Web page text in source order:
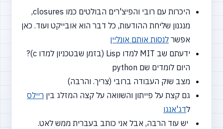
היכרות עם רובי והפיצ'רים הבולטים כמו closures,
מנגנון שליחת ההודעות, כל דבר הוא אובייקט ועוד. כאן
אפשר לנסות אותם אונליין
ידעתם שב MIT למדו Lisp (בזמן שבטכניון למדו c)?
היום לומדים שם python
מצב שוק העבודה ברובי (צריך. והרבה)
גם קצת על פייתון והשוואה על קצה המזלג בין ריילס
לדג'אנגו
יש עוד הרבה, אבל אני כותב בעברית ממש לאט.